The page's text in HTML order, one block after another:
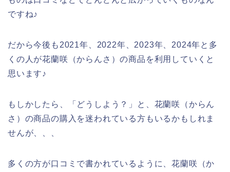
ですね♪
だから今後も2021年、2022年、2023年、2024年と多
くの人が花蘭咲（からんさ）の商品を利用していくと
思います♪
もしかしたら、「どうしよう？」と、花蘭咲（からん
さ）の商品の購入を迷われている方もいるかもしれま
せんが、、、
多くの方が口コミで書かれているように、花蘭咲（か